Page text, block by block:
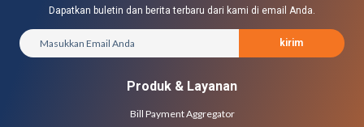
Dapatkan buletin dan berita terbaru dari kami di email Anda.
kirim
Produk & Layanan
Bill Payment Aggregator